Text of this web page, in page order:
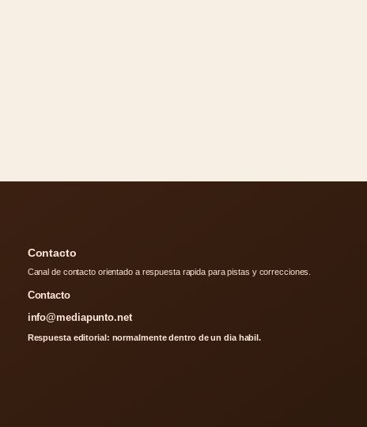
Contacto
Canal de contacto orientado a respuesta rapida para pistas y correcciones.
Contacto
info@mediapunto.net
Respuesta editorial: normalmente dentro de un dia habil.